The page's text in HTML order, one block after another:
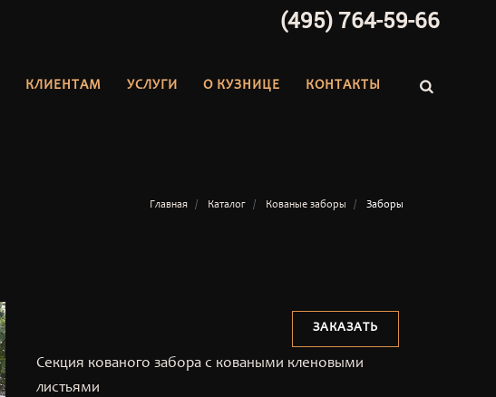
(495) 764-59-66
КЛИЕНТАМ УСЛУГИ О КУЗНИЦЕ КОНТАКТЫ
Главная Каталог Кованые заборы Заборы
ЗАКАЗАТЬ
Секция кованого забора с коваными кленовыми
листьями